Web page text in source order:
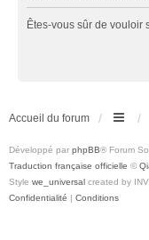
Êtes-vous sûr de vouloir
Accueil du forum
Développé par phpBB® Forum
Traduction française officielle ©
Style we_universal created by
Confidentialité | Conditions